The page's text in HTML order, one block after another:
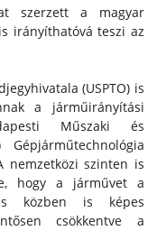
szerzett a magyar
irányíthatóvá teszi az
(USPTO) is
a járműirányítási
Műszaki és
Gépjárműtechnológia
nemzetközi szinten is
hogy a járművet a
közben is képes
csökkentve a